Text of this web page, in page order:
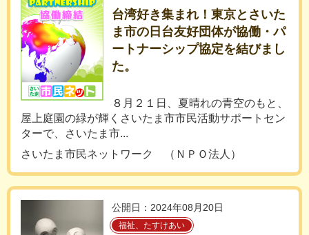
台湾好き集まれ！東京とさいた
ま市の日台友好団体が協働・パ
ートナーシップ協定を結びまし
た。
８月２１日、夏晴れの青空のもと、
屋上庭園の緑が輝くさいたま市市民活動サポートセン
ターで、さいたま市...
さいたま市民ネットワーク （ＮＰＯ法人）
公開日：2024年08月20日
福祉、たすけあい